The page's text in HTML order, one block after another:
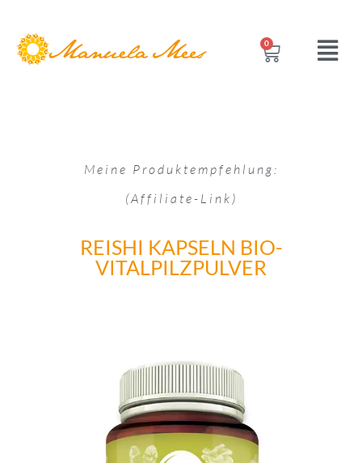
0
Meine Produktempfehlung:
(Affiliate-Link)
REISHI KAPSELN BIO-
VITALPILZPULVER